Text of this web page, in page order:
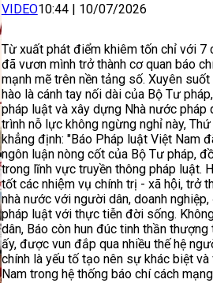
VIDEO10:44 | 10/07/2026
Từ xuất phát điểm khiêm tốn chỉ với 7
đã vươn mình trở thành cơ quan báo
mạnh mẽ trên nền tảng số. Xuyên
hào là cánh tay nối dài của Bộ Tư
pháp luật và xây dựng Nhà nước pháp
trình nỗ lực không ngừng nghỉ này,
khẳng định: "Báo Pháp luật Việt Nam
ngôn luận nòng cốt của Bộ Tư pháp,
trong lĩnh vực truyền thông pháp luật.
tốt các nhiệm vụ chính trị - xã hội, trở
nhà nước với người dân, doanh
pháp luật với thực tiễn đời sống.
dân, Báo còn hun đúc tinh thần
ấy, được vun đắp qua nhiều thế hệ
chính là yếu tố tạo nên sự khác biệt
Nam trong hệ thống báo chí cách